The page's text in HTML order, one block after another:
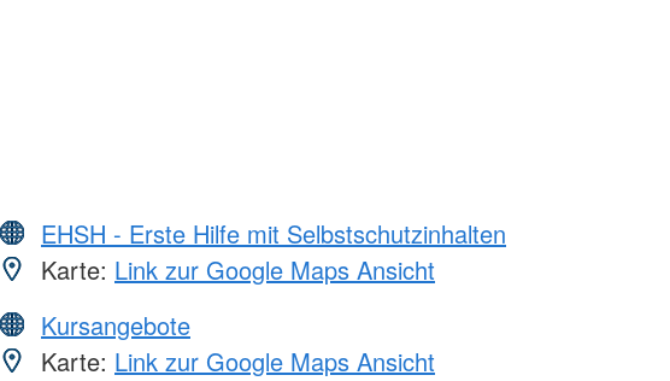
EHSH - Erste Hilfe mit Selbstschutzinhalten
Karte: Link zur Google Maps Ansicht
Kursangebote
Karte: Link zur Google Maps Ansicht